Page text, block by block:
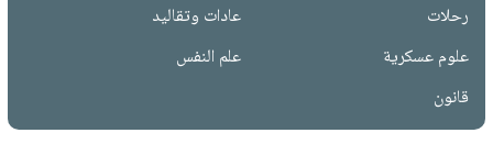
رحلات
عادات وتقاليد
علوم عسكرية
علم النفس
قانون